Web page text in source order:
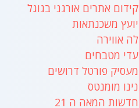
קידום אתרים אורגני בגוגל
יועץ משכנתאות
לה אווירה
עדי מטבחים
מעסיק פורטל דרושים
נינו מומנטס
חדשות המאה ה 21